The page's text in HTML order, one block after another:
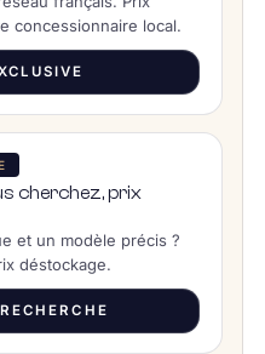
concessionnaire local.
cherchez, prix
et un modèle précis ?
déstockage.